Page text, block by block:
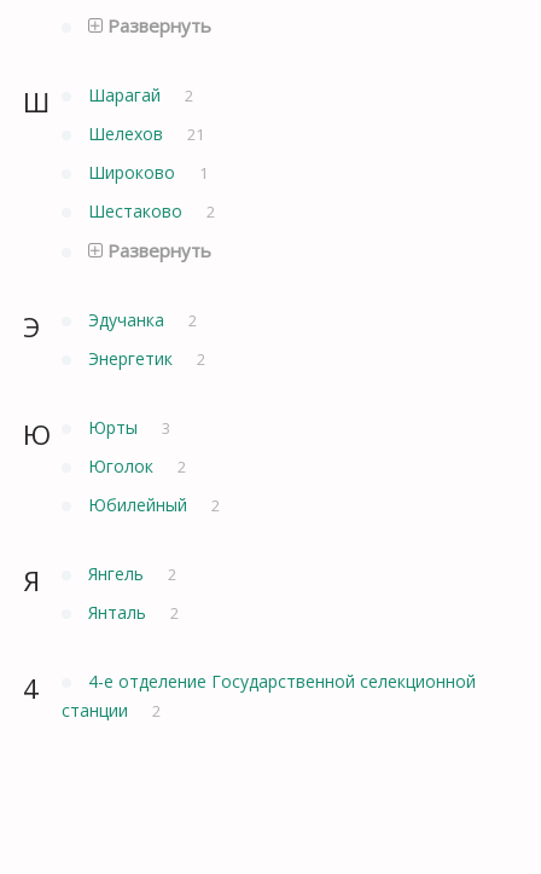
Развернуть
Ш Шарагай 2
Шелехов 21
Широково 1
Шестаково 2
Развернуть
Э Эдучанка 2
Энергетик 2
Ю Юрты 3
Юголок 2
Юбилейный 2
Я Янгель 2
Янталь 2
4
4-е отделение Государственной селекционной
станции
2